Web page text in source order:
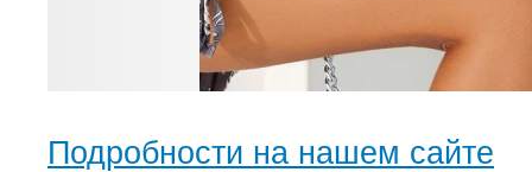
Подробности на нашем сайте